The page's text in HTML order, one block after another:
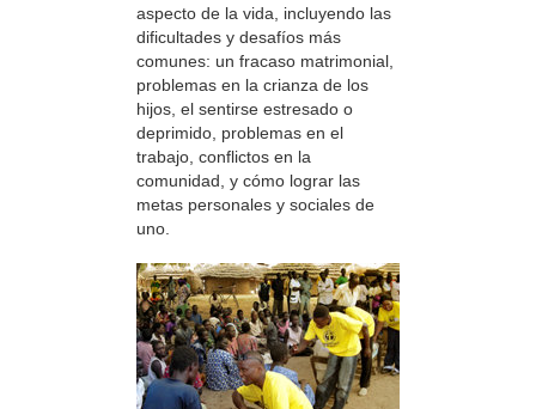
aspecto de la vida, incluyendo las
dificultades y desafíos más
comunes: un fracaso matrimonial,
problemas en la crianza de los
hijos, el sentirse estresado o
deprimido, problemas en el
trabajo, conflictos en la
comunidad, y cómo lograr las
metas personales y sociales de
uno.